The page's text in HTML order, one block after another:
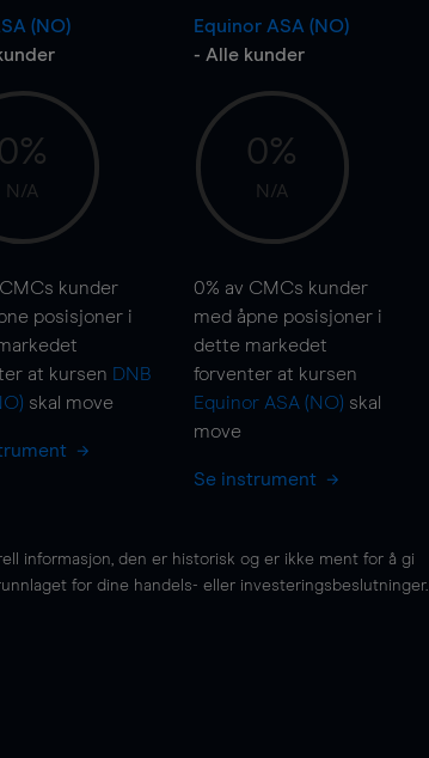
(NO)
0%
N/A
kunder
posisjoner i
at kursen DNB
skal move
Equinor ASA (NO)
- Alle kunder
0%
N/A
0% av CMCs kunder
med åpne posisjoner i
dette markedet
forventer at kursen
Equinor ASA (NO) skal
move
Se instrument
informasjon, den er historisk og er ikke ment for å gi
for dine handels- eller investeringsbeslutninger.